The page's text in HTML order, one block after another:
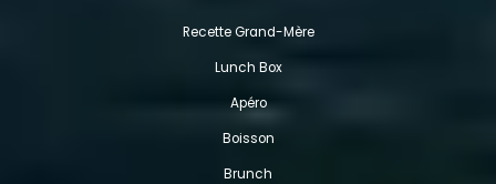
Recette Grand-Mère
Lunch Box
Apéro
Boisson
Brunch